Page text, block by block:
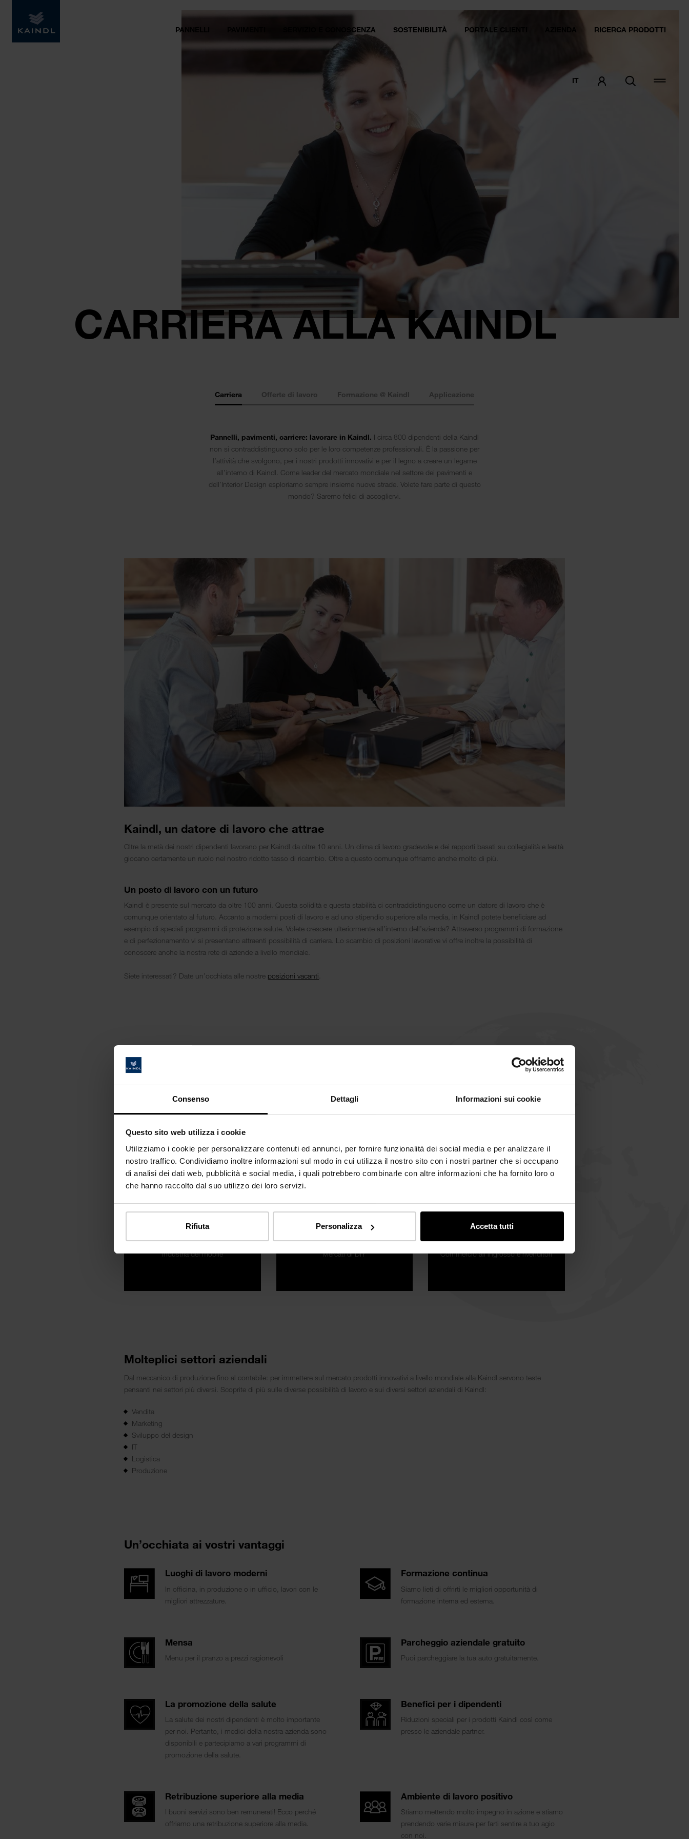
Consenso Dettagli Informazioni sui cookie
Questo sito web utilizza i cookie
Utilizziamo i cookie per personalizzare contenuti ed annunci, per fornire funzionalità dei social media e per analizzare il
nostro traffico. Condividiamo inoltre informazioni sul modo in cui utilizza il nostro sito con i nostri partner che si occupano
di analisi dei dati web, pubblicità e social media, i quali potrebbero combinarle con altre informazioni che ha fornito loro o
che hanno raccolto dal suo utilizzo dei loro servizi.
Rifiuta Personalizza Accetta tutti
PANNELLI SERVIZIO E CONOSCENZA SOSTENIBILITÀ PORTALE CLIENTI RICERCA PRODOTTI
IT
CARRIERA ALLA KAINDL
Carriera Offerte di lavoro Formazione @ Kaindl Applicazione
Pannelli, pavimenti, carriere: lavorare in Kaindl. I circa 800 dipendenti della Kaindl
non si contraddistinguono solo per le loro competenze professionali. È la passione per
l’attività che svolgono, per i nostri prodotti innovativi e per il legno a creare un legame
all’interno di Kaindl. Come leader del mercato mondiale nel settore dei pavimenti e
dell’Interior Design esploriamo sempre insieme nuove strade. Volete fare parte di questo
mondo? Saremo felici di accogliervi.
Kaindl, un datore di lavoro che attrae
Oltre la metà dei nostri dipendenti lavorano per Kaindl da oltre 10 anni. Un clima di lavoro gradevole e dei rapporti basati su collegialità e lealtà
giocano certamente un ruolo nel nostro ridotto tasso di ricambio. Oltre a questo comunque offriamo anche molto di più.
Un posto di lavoro con un futuro
Kaindl è presente sul mercato da oltre 100 anni. Questa solidità e questa stabilità ci contraddistinguono come un datore di lavoro che è
comunque orientato al futuro. Accanto a moderni posti di lavoro e ad uno stipendio superiore alla media, in Kaindl potete beneficiare ad
esempio di speciali programmi di protezione salute. Volete crescere ulteriormente all’interno dell’azienda? Attraverso programmi di formazione
e di perfezionamento vi si presentano attraenti possibilità di carriera. Lo scambio di posizioni lavorative vi offre inoltre la possibilità di
conoscere anche la nostra rete di aziende a livello mondiale.
Siete interessati? Date un’occhiata alle nostre posizioni vacanti.
Kaindl in cifre
2
Sedi a Salisburgo, in Austria
94 % 800
35 %
Industria del mobile
35 %
Mercati di DIY
30 %
Commercio all'ingrosso e rivenditori
Molteplici settori aziendali
Dal meccanico di produzione fino al contabile: per immettere sul mercato prodotti innovativi a livello mondiale alla Kaindl servono teste
pensanti nei settori più diversi. Scoprite di più sulle diverse possibilità di lavoro e sui diversi settori aziendali di Kaindl:
Vendita
Marketing
Sviluppo del design
IT
Logistica
Produzione
Un’occhiata ai vostri vantaggi
Luoghi di lavoro moderni
In officina, in produzione o in ufficio, lavori con le
migliori attrezzature.
Formazione continua
Siamo lieti di offrirti le migliori opportunità di
formazione interna ed esterna.
Mensa
Menu per il pranzo a prezzi ragionevoli
Parcheggio aziendale gratuito
Puoi parcheggiare la tua auto gratuitamente.
La promozione della salute
La salute dei nostri dipendenti è molto importante
per noi. Pertanto, i medici della nostra azienda sono
disponibili e partecipiamo a vari programmi di
promozione della salute.
Benefici per i dipendenti
Riduzioni speciali per i prodotti Kaindl così come
presso le aziendale partner.
Retribuzione superiore alla media
I buoni servizi sono ben remunerati! Ecco perché
offriamo una retribuzione superiore alla media.
Ambiente di lavoro positivo
Stiamo mettendo molto impegno in azione e stiamo
prendendo varie misure per farti sentire a tuo agio
con noi.